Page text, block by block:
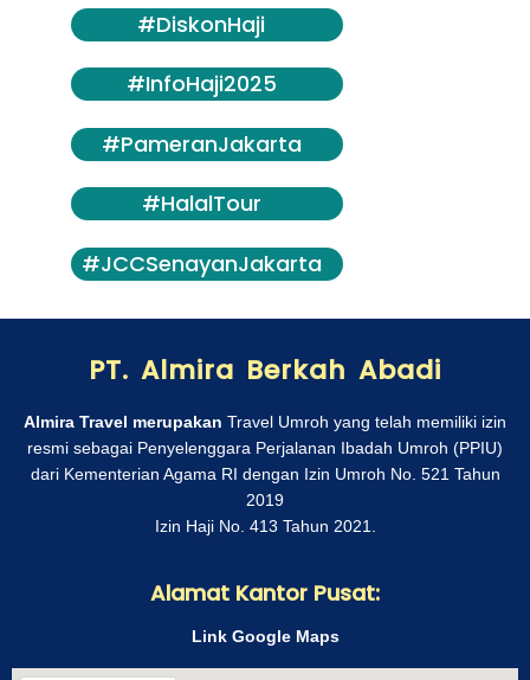
#DiskonHaji
#InfoHaji2025
#PameranJakarta
#HalalTour
#JCCSenayanJakarta
PT. Almira Berkah Abadi
Almira Travel merupakan Travel Umroh yang telah memiliki izin
resmi sebagai Penyelenggara Perjalanan Ibadah Umroh (PPIU)
dari Kementerian Agama RI dengan Izin Umroh No. 521 Tahun
2019
Izin Haji No. 413 Tahun 2021.
Alamat Kantor Pusat:
Link Google Maps